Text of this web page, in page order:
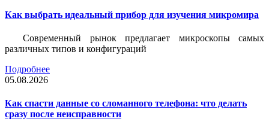
Как выбрать идеальный прибор для изучения микромира
Современный рынок предлагает микроскопы самых
различных типов и конфигураций
Подробнее
05.08.2026
Как спасти данные со сломанного телефона: что делать
сразу после неисправности